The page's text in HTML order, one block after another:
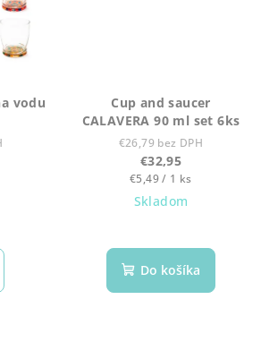
vodu
Cup and saucer
CALAVERA 90 ml set 6ks
€26,79 bez DPH
€32,95
Jednotková
cena:
€5,49 / 1 ks
Skladom
Do košíka